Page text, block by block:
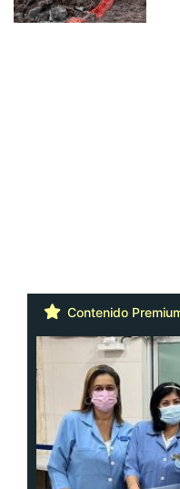
Contenido